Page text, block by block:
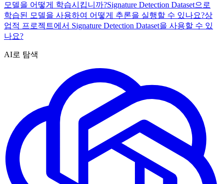
모델을 어떻게 학습시킵니까?Signature Detection Dataset으로
학습된 모델을 사용하여 어떻게 추론을 실행할 수 있나요?상
업적 프로젝트에서 Signature Detection Dataset을 사용할 수 있
나요?
AI로 탐색